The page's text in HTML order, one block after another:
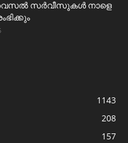
സർവീസുകൾ നാളെ
1143
208
157